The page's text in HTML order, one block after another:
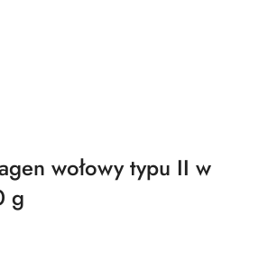
wołowy typu II w
g